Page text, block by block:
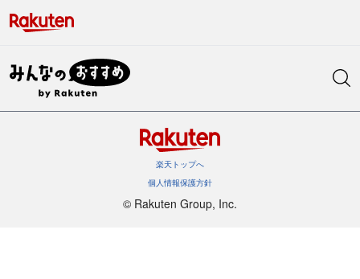
楽天トップへ
個人情報保護方針
©︎ Rakuten Group, Inc.